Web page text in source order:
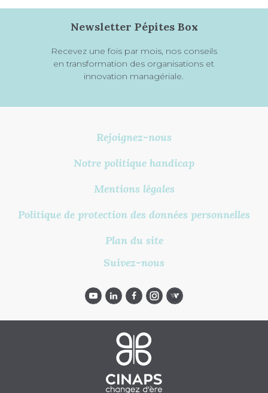
Rejoignez-nous
Notre politique handicap
Mentions légales
Politique de protection des données personnelles
Plan du site
Suivez-nous
Newsletter Pépites Box
Recevez une fois par mois, nos conseils
en transformation des organisations et
innovation managériale.